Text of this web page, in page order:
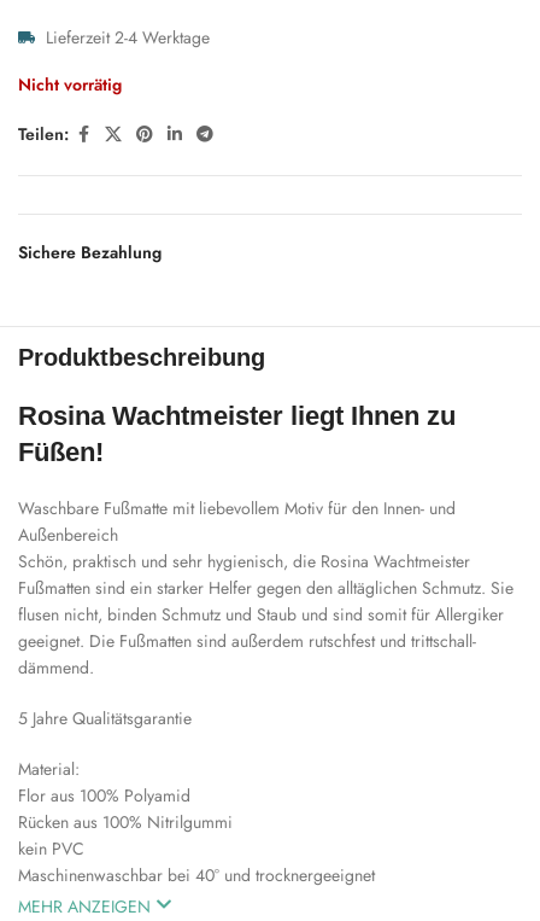
Lieferzeit 2-4 Werktage
Nicht vorrätig
Teilen:
Sichere Bezahlung
Produktbeschreibung
Rosina Wachtmeister liegt Ihnen zu
Füßen!
Waschbare Fußmatte mit liebevollem Motiv für den Innen- und
Außenbereich
Schön, praktisch und sehr hygienisch, die Rosina Wachtmeister
Fußmatten sind ein starker Helfer gegen den alltäglichen Schmutz. Sie
flusen nicht, binden Schmutz und Staub und sind somit für Allergiker
geeignet. Die Fußmatten sind außerdem rutschfest und trittschall-
dämmend.
5 Jahre Qualitätsgarantie
Material:
Flor aus 100% Polyamid
Rücken aus 100% Nitrilgummi
kein PVC
Maschinenwaschbar bei 40° und trocknergeeignet
MEHR ANZEIGEN